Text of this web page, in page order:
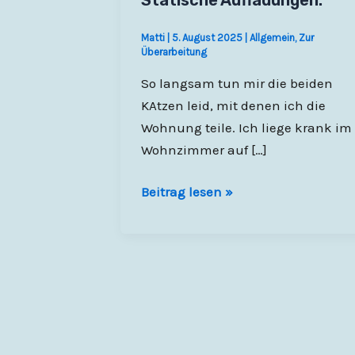
Matti 5. August 2025 Allgemein, Zur
Überarbeitung
So langsam tun mir die beiden
KAtzen leid, mit denen ich die
Wohnung teile. Ich liege krank im
Wohnzimmer auf […]
Statische
Beitrag lesen »